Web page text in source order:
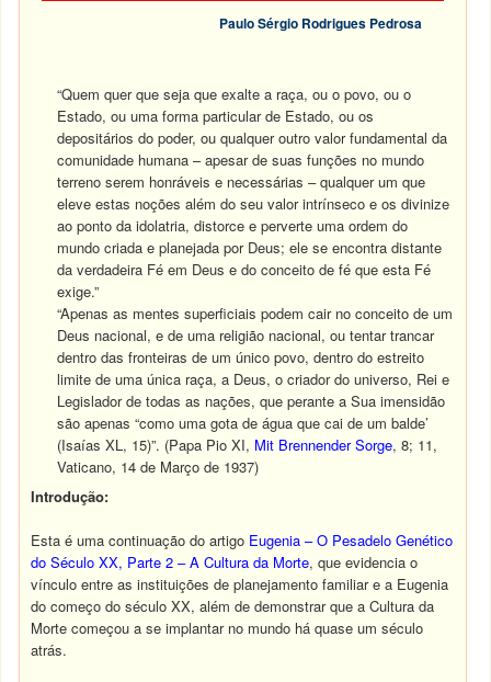
Paulo Sérgio Rodrigues Pedrosa
“Quem quer que seja que exalte a raça, ou o povo, ou o
Estado, ou uma forma particular de Estado, ou os
depositários do poder, ou qualquer outro valor fundamental da
comunidade humana – apesar de suas funções no mundo
terreno serem honráveis e necessárias – qualquer um que
eleve estas noções além do seu valor intrínseco e os divinize
ao ponto da idolatria, distorce e perverte uma ordem do
mundo criada e planejada por Deus; ele se encontra distante
da verdadeira Fé em Deus e do conceito de fé que esta Fé
exige.”
“Apenas as mentes superficiais podem cair no conceito de um
Deus nacional, e de uma religião nacional, ou tentar trancar
dentro das fronteiras de um único povo, dentro do estreito
limite de uma única raça, a Deus, o criador do universo, Rei e
Legislador de todas as nações, que perante a Sua imensidão
são apenas “como uma gota de água que cai de um balde’
(Isaías XL, 15)”. (Papa Pio XI, Mit Brennender Sorge, 8; 11,
Vaticano, 14 de Março de 1937)
Introdução:
Esta é uma continuação do artigo Eugenia – O Pesadelo Genético
do Século XX, Parte 2 – A Cultura da Morte, que evidencia o
vínculo entre as instituições de planejamento familiar e a Eugenia
do começo do século XX, além de demonstrar que a Cultura da
Morte começou a se implantar no mundo há quase um século
atrás.